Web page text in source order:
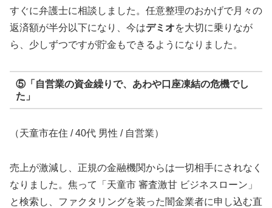
すぐに弁護士に相談しました。任意整理のおかげで月々の
返済額が半分以下になり、今はデミオを大切に乗りなが
ら、少しずつですが貯金もできるようになりました。
⑤「自営業の資金繰りで、あわや口座凍結の危機でし
た」
（天童市在住 / 40代 男性 / 自営業）
売上が激減し、正規の金融機関からは一切相手にされなく
なりました。焦って「天童市 審査激甘 ビジネスローン」
と検索し、ファクタリングを装った闇金業者に申し込む直